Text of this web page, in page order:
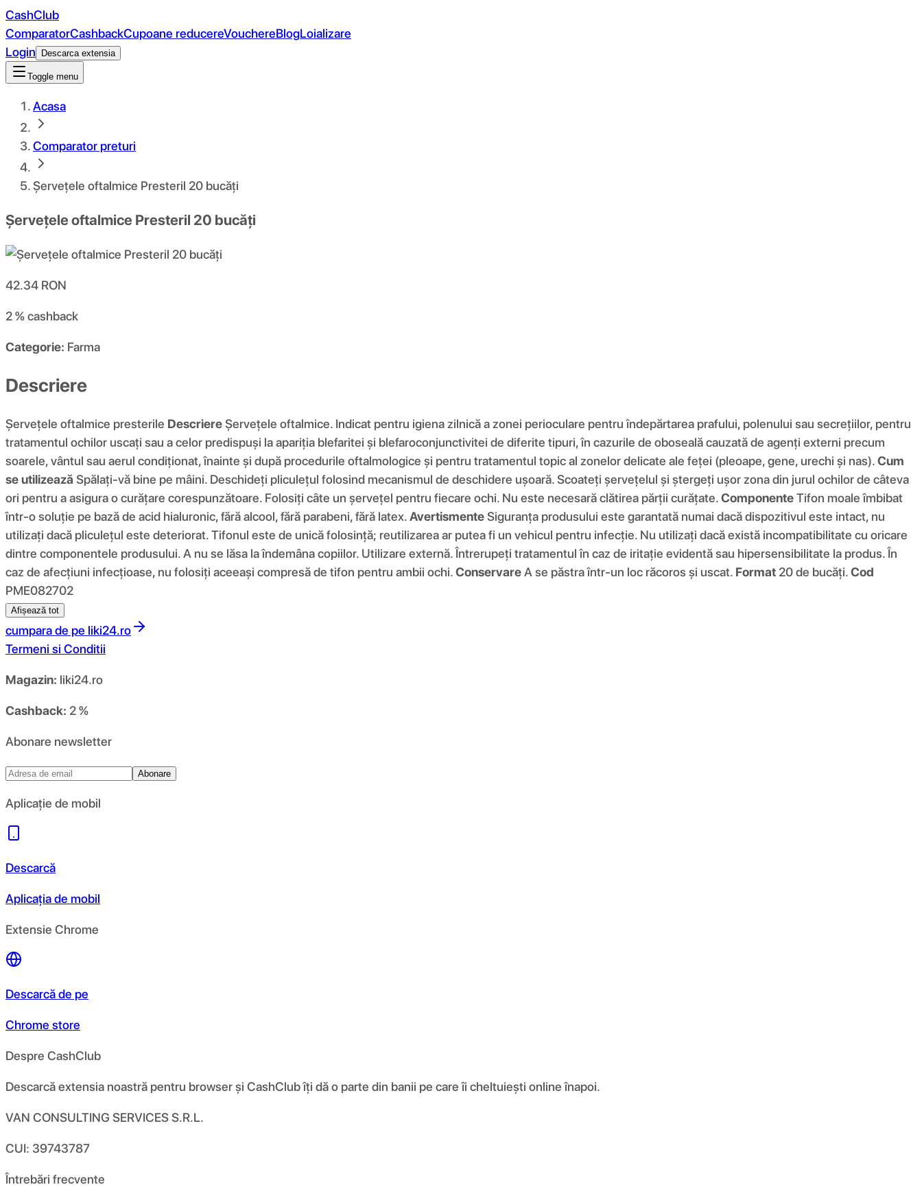
CashClub
ComparatorCashbackCupoane reducereVouchereBlogLoializare
Login
Descarca extensia
Toggle menu
Acasa
Comparator preturi
Șervețele oftalmice Presteril 20 bucăți
Șervețele oftalmice Presteril 20 bucăți
42.34 RON
2 %cashback
Categorie: Farma
Descriere
Șervețele oftalmice presterile DescriereȘervețele oftalmice. Indicat pentru igiena zilnică a zonei perioculare pentru îndepărtarea prafului, polenului sau secrețiilor, pentru
tratamentul ochilor uscați sau a celor predispuși la apariția blefaritei și blefaroconjunctivitei de diferite tipuri, în cazurile de oboseală cauzată de agenți externi precum
soarele, vântul sau aerul condiționat, înainte și după procedurile oftalmologice și pentru tratamentul topic al zonelor delicate ale feței (pleoape, gene, urechi și nas).Cum
se utilizează Spălați-vă bine pe mâini. Deschideți pliculețul folosind mecanismul de deschidere ușoară. Scoateți șervețelul și ștergeți ușor zona din jurul ochilor de câteva
ori pentru a asigura o curățare corespunzătoare. Folosiți câte un șervețel pentru fiecare ochi. Nu este necesară clătirea părții curățate.ComponenteTifon moale îmbibat
într-o soluție pe bază de acid hialuronic, fără alcool, fără parabeni, fără latex.AvertismenteSiguranța produsului este garantată numai dacă dispozitivul este intact, nu
utilizați dacă pliculețul este deteriorat. Tifonul este de unică folosință; reutilizarea ar putea fi un vehicul pentru infecție. Nu utilizați dacă există incompatibilitate cu oricare
dintre componentele produsului. A nu se lăsa la îndemâna copiilor. Utilizare externă. Întrerupeți tratamentul în caz de iritație evidentă sau hipersensibilitate la produs. În
caz de afecțiuni infecțioase, nu folosiți aceeași compresă de tifon pentru ambii ochi.ConservareA se păstra într-un loc răcoros și uscat. Format 20 de bucăți.Cod
PME082702
Afișează tot
cumpara de pe liki24.ro
Termeni si Conditii
Magazin: liki24.ro
Cashback: 2 %
Abonare newsletter
Abonare
Aplicație de mobil
Descarcă
Aplicația de mobil
Extensie Chrome
Descarcă de pe
Chrome store
Despre CashClub
Descarcă extensia noastră pentru browser și CashClub îți dă o parte din banii pe care îi cheltuiești online înapoi.
VAN CONSULTING SERVICES S.R.L.
CUI: 39743787
Întrebări frecvente